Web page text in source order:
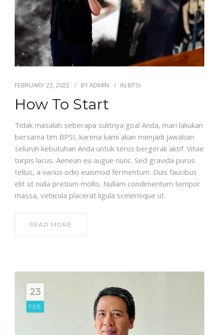
FEBRUARY 23, 2022 BYADMIN IN BPSI
How To Start
Tidak masalah seberapa sulitnya goal Anda, mari lakukan
bersama tim BPSI, karena kami akan menjadi jawaban
seluruh kebutuhan Anda untuk terus bergerak aktif. Vitae
turpis lacus. Aenean eu augue nunc. Sed gravida purus
tellus, a varius odio euismod fermentum. Duis faucibus
elit ut nulla pretium mollis. Nullam condimentum tempor
massa, vehicula placerat ligula scelerisque ut.
READ MORE
23
FEB